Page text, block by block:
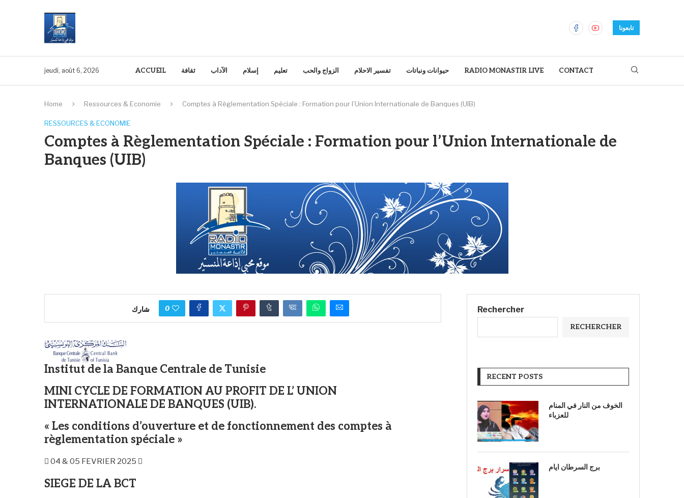
تابعونا
jeudi, août 6, 2026 ACCUEIL ثقافة الآداب إسلام تعليم الزواج والحب تفسير الاحلام حيوانات ونباتات RADIO MONASTIR LIVE CONTACT
Home Ressources & Economie Comptes à Règlementation Spéciale : Formation pour l’Union Internationale de Banques (UIB)
RESSOURCES & ECONOMIE
Comptes à Règlementation Spéciale : Formation pour l’Union Internationale de
Banques (UIB)
شارك 0
Institut de la Banque Centrale de Tunisie
MINI CYCLE DE FORMATION AU PROFIT DE L’ UNION
INTERNATIONALE DE BANQUES (UIB).
« Les conditions d’ouverture et de fonctionnement des comptes à
règlementation spéciale »
 04 & 05 FEVRIER 2025 
SIEGE DE LA BCT
Rechercher
RECHERCHER
RECENT POSTS
الخوف من النار في المنام
للعزباء
برج السرطان ايام